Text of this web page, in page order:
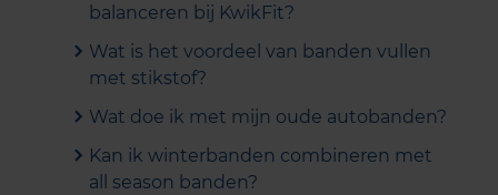
balanceren bij KwikFit?
Wat is het voordeel van banden vullen
met stikstof?
Wat doe ik met mijn oude autobanden?
Kan ik winterbanden combineren met
all season banden?